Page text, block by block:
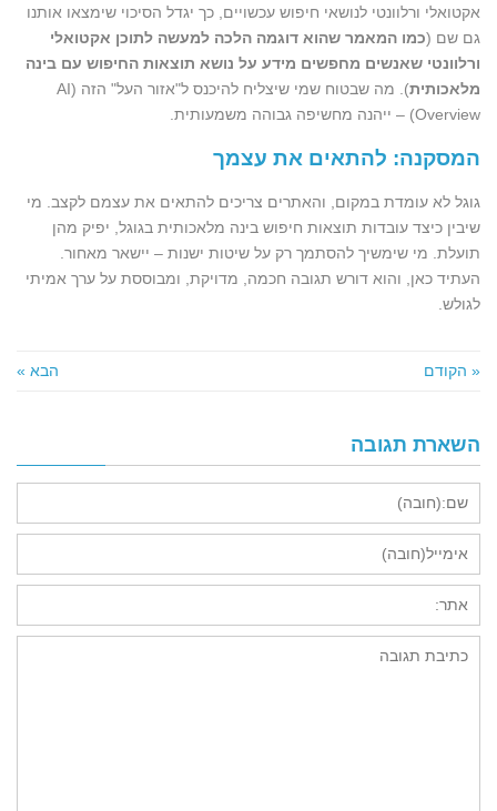
אקטואלי ורלוונטי לנושאי חיפוש עכשויים, כך יגדל הסיכוי שימצאו אותנו
גם שם (כמו המאמר שהוא דוגמה הלכה למעשה לתוכן אקטואלי
ורלוונטי שאנשים מחפשים מידע על נושא תוצאות החיפוש עם בינה
מלאכותית
). מה שבטוח שמי שיצליח להיכנס ל"אזור העל" הזה (AI
Overview) – ייהנה מחשיפה גבוהה משמעותית.
המסקנה: להתאים את עצמך
גוגל לא עומדת במקום, והאתרים צריכים להתאים את עצמם לקצב. מי
שיבין כיצד עובדות תוצאות חיפוש בינה מלאכותית בגוגל, יפיק מהן
תועלת. מי שימשיך להסתמך רק על שיטות ישנות – יישאר מאחור.
העתיד כאן, והוא דורש תגובה חכמה, מדויקת, ומבוססת על ערך אמיתי
לגולש.
« הקודם הבא »
השארת תגובה